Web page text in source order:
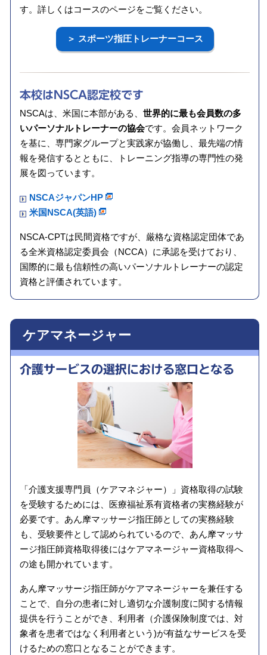
す。詳しくはコースのページをご覧ください。
＞ スポーツ指圧トレーナーコース
本校はNSCA認定校です
NSCAは、米国に本部がある、世界的に最も会員数の多
いパーソナルトレーナーの協会です。会員ネットワーク
を基に、専門家グループと実践家が協働し、最先端の情
報を発信するとともに、トレーニング指導の専門性の発
展を図っています。
NSCAジャパンHP
米国NSCA(英語)
NSCA-CPTは民間資格ですが、厳格な資格認定団体であ
る全米資格認定委員会（NCCA）に承認を受けており、
国際的に最も信頼性の高いパーソナルトレーナーの認定
資格と評価されています。
ケアマネージャー
介護サービスの選択における窓口となる
「介護支援専門員（ケアマネジャー）」資格取得の試験
を受験するためには、医療福祉系有資格者の実務経験が
必要です。あん摩マッサージ指圧師としての実務経験
も、受験要件として認められているので、あん摩マッサ
ージ指圧師資格取得後にはケアマネージャー資格取得へ
の途も開かれています。
あん摩マッサージ指圧師がケアマネージャーを兼任する
ことで、自分の患者に対し適切な介護制度に関する情報
提供を行うことができ、利用者（介護保険制度では、対
象者を患者ではなく利用者という)が有益なサービスを受
けるための窓口となることができます。